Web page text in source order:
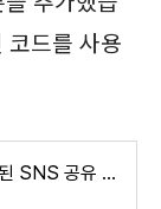
코드를 사용
이 워드프레스 블로그에 사용된 SNS 공유 버튼 & URL 복사 버튼 - 워드프레스 정보꾸러미